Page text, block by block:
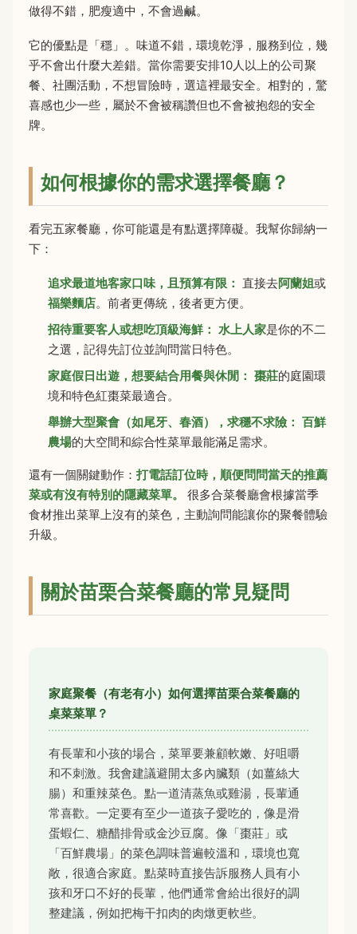
做得不錯，肥瘦適中，不會過鹹。
它的優點是「穩」。味道不錯，環境乾淨，服務到位，幾
乎不會出什麼大差錯。當你需要安排10人以上的公司聚
餐、社團活動，不想冒險時，選這裡最安全。相對的，驚
喜感也少一些，屬於不會被稱讚但也不會被抱怨的安全
牌。
如何根據你的需求選擇餐廳？
看完五家餐廳，你可能還是有點選擇障礙。我幫你歸納一
下：
追求最道地客家口味，且預算有限： 直接去阿蘭姐或
福樂麵店。前者更傳統，後者更方便。
招待重要客人或想吃頂級海鮮： 水上人家是你的不二
之選，記得先訂位並詢問當日特色。
家庭假日出遊，想要結合用餐與休閒： 棗莊的庭園環
境和特色紅棗菜最適合。
舉辦大型聚會（如尾牙、春酒），求穩不求險： 百鮮
農場的大空間和綜合性菜單最能滿足需求。
還有一個關鍵動作： 打電話訂位時，順便問問當天的推薦
菜或有沒有特別的隱藏菜單。
很多合菜餐廳會根據當季
食材推出菜單上沒有的菜色，主動詢問能讓你的聚餐體驗
升級。
關於苗栗合菜餐廳的常見疑問
家庭聚餐（有老有小）如何選擇苗栗合菜餐廳的
桌菜菜單？
有長輩和小孩的場合，菜單要兼顧軟嫩、好咀嚼
和不刺激。我會建議避開太多內臟類（如薑絲大
腸）和重辣菜色。點一道清蒸魚或雞湯，長輩通
常喜歡。一定要有至少一道孩子愛吃的，像是滑
蛋蝦仁、糖醋排骨或金沙豆腐。像「棗莊」或
「百鮮農場」的菜色調味普遍較溫和，環境也寬
敞，很適合家庭。點菜時直接告訴服務人員有小
孩和牙口不好的長輩，他們通常會給出很好的調
整建議，例如把梅干扣肉的肉燉更軟些。